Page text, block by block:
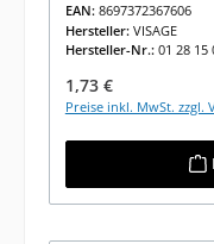
EAN: 8697372367606
Hersteller: VISAGE
Hersteller-Nr.: 01 28 15
Regulärer Preis:
1,73 €
Preise inkl. MwSt. zzgl.